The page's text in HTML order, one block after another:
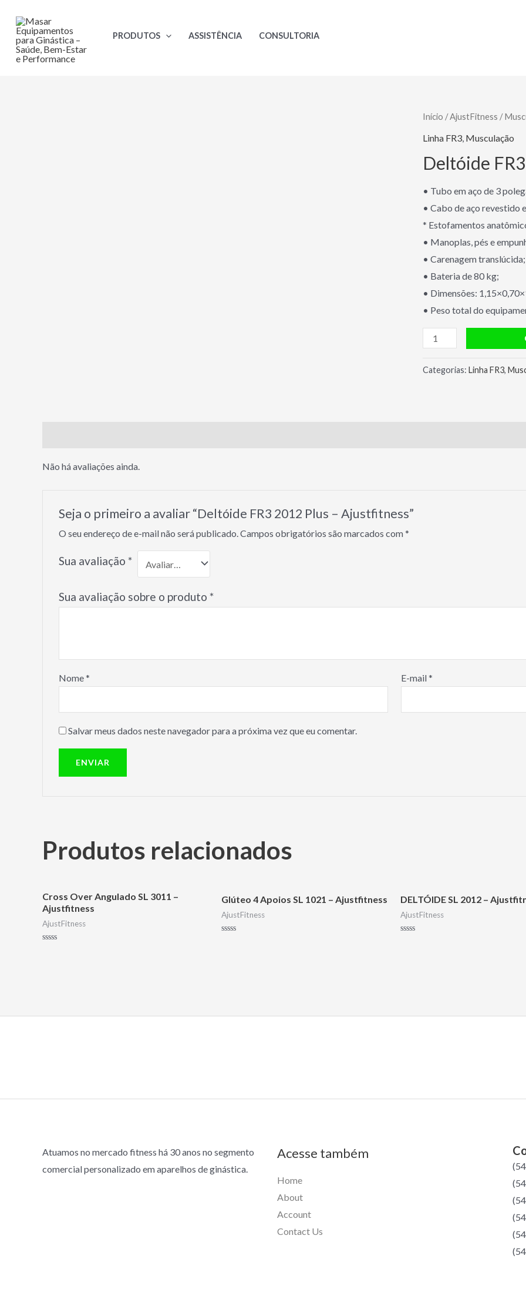
para
conteúdo
PRODUTOS ASSISTÊNCIA CONSULTORIA
Início /AjustFitness /
Linha FR3 Musculação
Deltóide
• Tubo em aço de 3
• Cabo de aço revestido
* Estofamentos
• Manoplas, pés e
• Carenagem translúcida;
• Bateria de 80 kg;
• Dimensões:
• Peso total do
Deltóide
2012
Categorias: Linha FR3,
Não há avaliações ainda.
Seja o primeiro a avaliar “Deltóide FR3 2012 Plus – Ajustfitness”
O seu endereço de e-mail não será publicado. Campos obrigatórios são marcados com*
Sua avaliação *
Sua avaliação sobre o produto *
Nome* E-mail*
Salvar meus dados neste navegador para a próxima vez que eu comentar.
Produtos relacionados
Cross Over Angulado SL 3011 –
Ajustfitness
AjustFitness
Glúteo 4 Apoios SL 1021 – Ajustfitness
AjustFitness
DELTÓIDE SL 2012 –
AjustFitness
Atuamos no mercado fitness há 30 anos no segmento
comercial personalizado em aparelhos de ginástica.
Acesse também
Home
About
Account
Contact Us